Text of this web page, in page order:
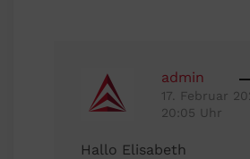
admin
17. Februar
20:05 Uhr
Hallo Elisabeth